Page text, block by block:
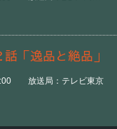
「逸品と絶品」
放送局：テレビ東京